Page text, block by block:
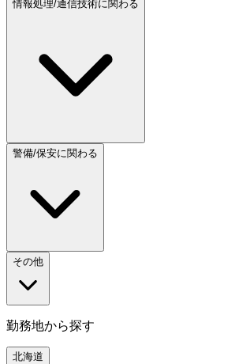
情報処理/通信技術に関わる
警備/保安に関わる
その他
勤務地から探す
北海道